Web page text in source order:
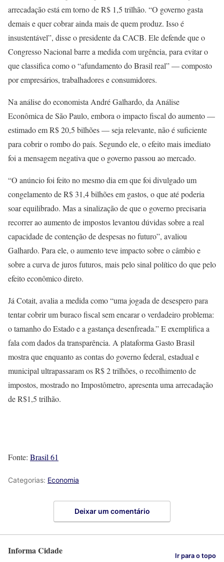
arrecadação está em torno de R$ 1,5 trilhão. “O governo gasta
demais e quer cobrar ainda mais de quem produz. Isso é
insustentável”, disse o presidente da CACB. Ele defende que o
Congresso Nacional barre a medida com urgência, para evitar o
que classifica como o “afundamento do Brasil real” — composto
por empresários, trabalhadores e consumidores.
Na análise do economista André Galhardo, da Análise
Econômica de São Paulo, embora o impacto fiscal do aumento —
estimado em R$ 20,5 bilhões — seja relevante, não é suficiente
para cobrir o rombo do país. Segundo ele, o efeito mais imediato
foi a mensagem negativa que o governo passou ao mercado.
“O anúncio foi feito no mesmo dia em que foi divulgado um
congelamento de R$ 31,4 bilhões em gastos, o que até poderia
soar equilibrado. Mas a sinalização de que o governo precisaria
recorrer ao aumento de impostos levantou dúvidas sobre a real
capacidade de contenção de despesas no futuro”, avaliou
Galhardo. Para ele, o aumento teve impacto sobre o câmbio e
sobre a curva de juros futuros, mais pelo sinal político do que pelo
efeito econômico direto.
Já Cotait, avalia a medida como “uma jogada de desespero para
tentar cobrir um buraco fiscal sem encarar o verdadeiro problema:
o tamanho do Estado e a gastança desenfreada.” E exemplifica a
fala com dados da transparência. A plataforma Gasto Brasil
mostra que enquanto as contas do governo federal, estadual e
municipal ultrapassaram os R$ 2 trilhões, o recolhimento de
impostos, mostrado no Impostômetro, apresenta uma arrecadação
de R$1,5 trilhão.
Fonte: Brasil 61
Categorias: Economia
Deixar um comentário
Informa Cidade Ir para o topo